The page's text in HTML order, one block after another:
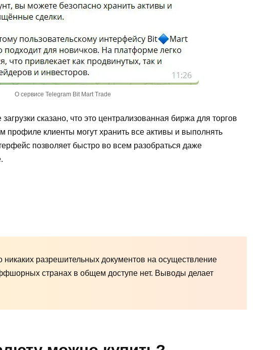
О сервисе Telegram Bit Mart Trade
сказано, что это централизованная биржа для торгов
профиле клиенты могут хранить все активы и выполнять
позволяет быстро во всем разобраться даже
никаких разрешительных документов на осуществление
странах в общем доступе нет. Выводы делает